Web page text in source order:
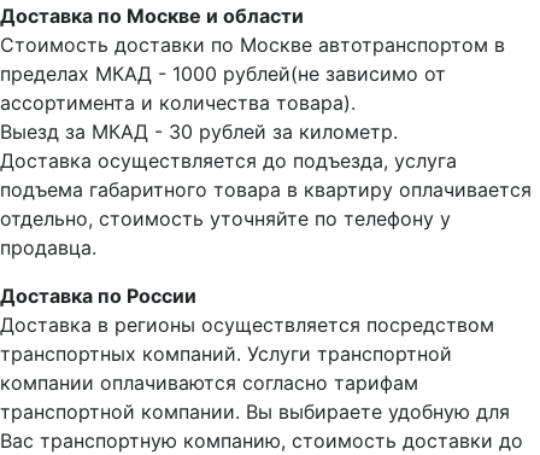
Доставка по Москве и области
Стоимость доставки по Москве автотранспортом в
пределах МКАД - 1000 рублей(не зависимо от
ассортимента и количества товара).
Выезд за МКАД - 30 рублей за километр.
Доставка осуществляется до подъезда, услуга
подъема габаритного товара в квартиру оплачивается
отдельно, стоимость уточняйте по телефону у
продавца.
Доставка по России
Доставка в регионы осуществляется посредством
транспортных компаний. Услуги транспортной
компании оплачиваются согласно тарифам
транспортной компании. Вы выбираете удобную для
Вас транспортную компанию, стоимость доставки до